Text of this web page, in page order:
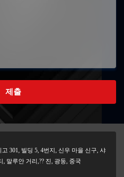
제출
고 301, 빌딩 5, 4번지, 신우 마을 신구, 샤
, 말루안 거리,?? 진, 광둥, 중국